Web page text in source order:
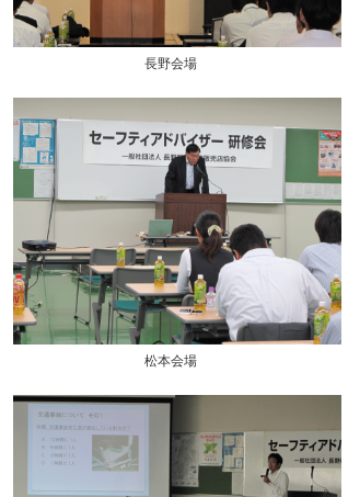
長野会場
松本会場